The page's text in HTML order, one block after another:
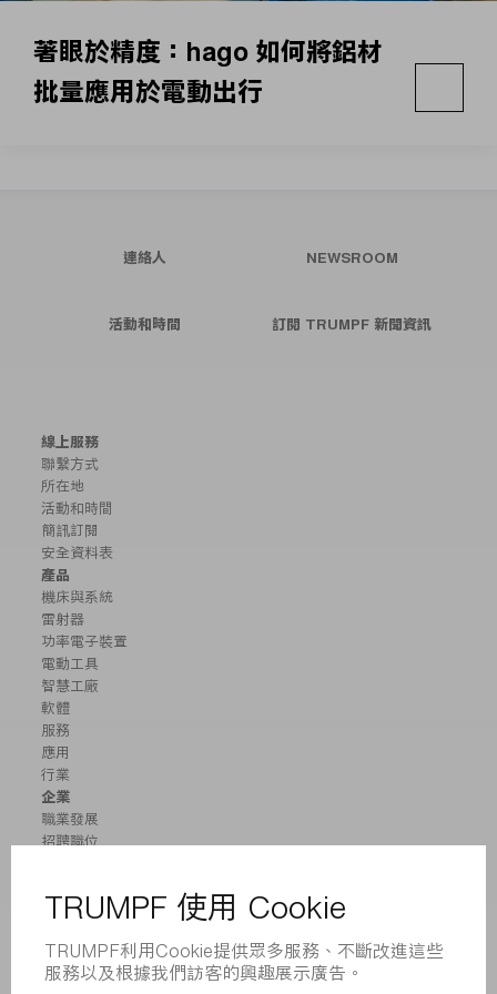
著眼於精度：hago 如何將鋁材
批量應用於電動出行
連絡人 NEWSROOM
活動和時間 訂閱 TRUMPF 新聞資訊
線上服務
聯繫方式
所在地
活動和時間
簡訊訂閱
安全資料表
產品
機床與系統
雷射器
功率電子裝置
電動工具
智慧工廠
軟體
服務
應用
行業
企業
職業發展
招聘職位
業務報告
合規
舉報系統